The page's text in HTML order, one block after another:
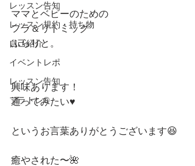
レッスン告知
レッスン規約・持ち物
自己紹介
イベントレポ
レッスン告知
フラトレ®️
ママとベビーのための
フラ＆リトミック
ふらりと。
興味あります！
通ってみたい♥️
というお言葉ありがとうございます😆
癒やされた〜🌺